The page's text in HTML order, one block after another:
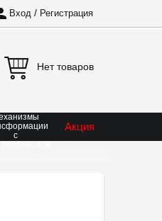
Вход / Регистрация
Нет товаров
с
Акция